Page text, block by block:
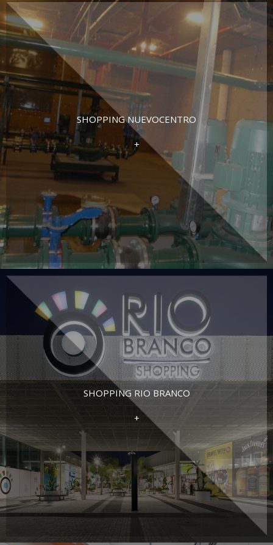
SHOPPING NUEVOCENTRO
+
SHOPPING RIO BRANCO
+